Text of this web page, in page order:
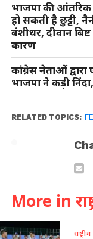
भाजपा की आंतरिक
हो सकती है छुट्टी,
बंशीधर, दीवान
कारण
कांग्रेस नेताओं
भाजपा ने कड़ी
RELATED TOPICS:
More in
राष्ट्रीय